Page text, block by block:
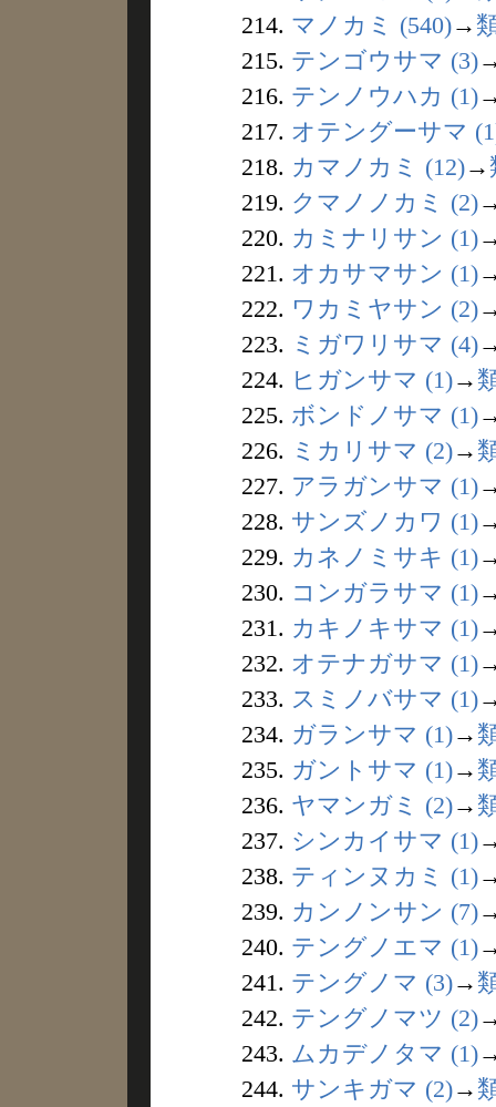
214. マノカミ (540)→
215. テンゴウサマ (3)
216. テンノウハカ (1)
217. オテングーサマ
218. カマノカミ (12)→
219. クマノノカミ (2)
220. カミナリサン (1)
221. オカサマサン (1)
222. ワカミヤサン (2)
223. ミガワリサマ (4)
224. ヒガンサマ (1)→
225. ボンドノサマ (1)
226. ミカリサマ (2)→
227. アラガンサマ (1)
228. サンズノカワ (1)
229. カネノミサキ (1)
230. コンガラサマ (1)
231. カキノキサマ (1)
232. オテナガサマ (1)
233. スミノバサマ (1)
234. ガランサマ (1)→
235. ガントサマ (1)→
236. ヤマンガミ (2)→
237. シンカイサマ (1)
238. ティンヌカミ (1)
239. カンノンサン (7)
240. テングノエマ (1)
241. テングノマ (3)→
242. テングノマツ (2)
243. ムカデノタマ (1)
244. サンキガマ (2)→